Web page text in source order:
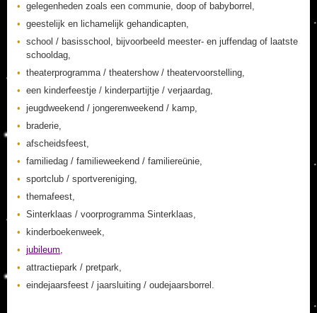
gelegenheden zoals een communie, doop of babyborrel,
geestelijk en lichamelijk gehandicapten,
school / basisschool, bijvoorbeeld meester- en juffendag of laatste
schooldag,
theaterprogramma / theatershow / theatervoorstelling,
een kinderfeestje / kinderpartijtje / verjaardag,
jeugdweekend / jongerenweekend / kamp,
braderie,
afscheidsfeest,
familiedag / familieweekend / familiereünie,
sportclub / sportvereniging,
themafeest,
Sinterklaas / voorprogramma Sinterklaas,
kinderboekenweek,
jubileum,
attractiepark / pretpark,
eindejaarsfeest / jaarsluiting / oudejaarsborrel.